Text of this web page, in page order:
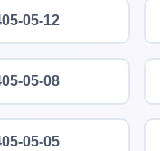
05-12
05-08
05-05